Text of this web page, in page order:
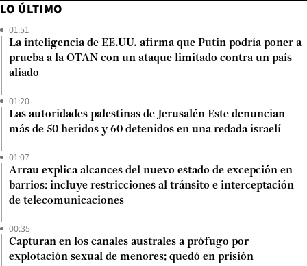
LO ÚLTIMO
01:51
La inteligencia de EE.UU. afirma que Putin podría poner a
prueba a la OTAN con un ataque limitado contra un país
aliado
01:20
Las autoridades palestinas de Jerusalén Este denuncian
más de 50 heridos y 60 detenidos en una redada israelí
01:07
Arrau explica alcances del nuevo estado de excepción en
barrios: incluye restricciones al tránsito e interceptación
de telecomunicaciones
00:35
Capturan en los canales australes a prófugo por
explotación sexual de menores: quedó en prisión